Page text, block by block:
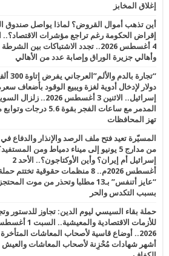
إغلاق المخابز
أين تذهب أموال القروض؟ لماذا يواصل صندوق
إقراض الحكومة رغم تراجع مؤشرات الاقتصاد؟..
4 أغسطس 2026.. تجدد الاشتباكات بين الشرطة
وأهالي جزيرة الوراق وإصابة عدد من الأهالي
“تجارة بالدم
دولار لإدخال أدوية لغزة ويبيع الوقود بأضعاف
إسرائيل.. الاثنين 3 أغسطس 2026..
المدمر مع ساعات الفجر بقوة 5.6
تهز المحافظات
المسيّرة تعيد فتح ملف الرصد والإنذار والدفاع
من مدارج 5 يونيو إلى ميناء دمياط ومن
إسرائيل أم إيران؟ وأين الأوكتاجون؟.. الأحد 2
أغسطس 2026م.. 8 منظمات حقوقية تختتم
“عايز أتنفس” بـ13 مطلبا وتحذر من موت
بسبب التكدس والحر
حملة بقاء السيسي ليوم الدين: تجاوز للدستور
للأزمات الاقتصادية والمعيشية..
أشهر شهادات مُحْزِنة لأصحاب المعاشات